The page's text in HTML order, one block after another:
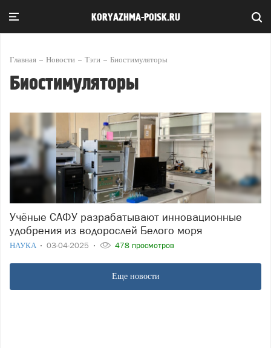
KORYAZHMA-POISK.RU
Главная Новости Тэги Биостимуляторы
Биостимуляторы
Учёные САФУ разрабатывают инновационные
удобрения из водорослей Белого моря
НАУКА 03-04-2025 478 просмотров
Еще новости